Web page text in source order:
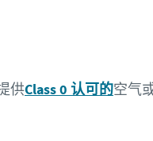
供Class 0 认可的空气